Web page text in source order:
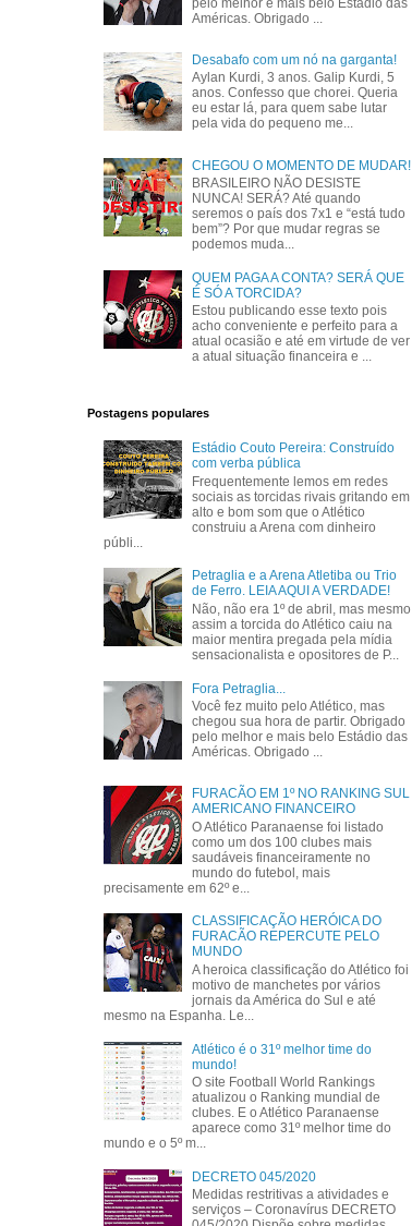
Américas. Obrigado ...
Desabafo com um nó na garganta!
Aylan Kurdi, 3 anos. Galip Kurdi, 5
anos. Confesso que chorei. Queria
eu estar lá, para quem sabe lutar
pela vida do pequeno me...
CHEGOU O MOMENTO DE MUDAR!
BRASILEIRO NÃO DESISTE
NUNCA! SERÁ? Até quando
seremos o país dos 7x1 e “está tudo
bem”? Por que mudar regras se
podemos muda...
QUEM PAGA A CONTA? SERÁ QUE
É SÓ A TORCIDA?
Estou publicando esse texto pois
acho conveniente e perfeito para a
atual ocasião e até em virtude de ver
a atual situação financeira e ...
Postagens populares
Estádio Couto Pereira: Construído
com verba pública
Frequentemente lemos em redes
sociais as torcidas rivais gritando em
alto e bom som que o Atlético
construiu a Arena com dinheiro
públi...
Petraglia e a Arena Atletiba ou Trio
de Ferro. LEIA AQUI A VERDADE!
Não, não era 1º de abril, mas mesmo
assim a torcida do Atlético caiu na
maior mentira pregada pela mídia
sensacionalista e opositores de P...
Fora Petraglia...
Você fez muito pelo Atlético, mas
chegou sua hora de partir. Obrigado
pelo melhor e mais belo Estádio das
Américas. Obrigado ...
FURACÃO EM 1º NO RANKING SUL
AMERICANO FINANCEIRO
O Atlético Paranaense foi listado
como um dos 100 clubes mais
saudáveis financeiramente no
mundo do futebol, mais
precisamente em 62º e...
CLASSIFICAÇÃO HERÓICA DO
FURACÃO REPERCUTE PELO
MUNDO
A heroica classificação do Atlético foi
motivo de manchetes por vários
jornais da América do Sul e até
mesmo na Espanha. Le...
Atlético é o 31º melhor time do
mundo!
O site Football World Rankings
atualizou o Ranking mundial de
clubes. E o Atlético Paranaense
aparece como 31º melhor time do
mundo e o 5º m...
DECRETO 045/2020
Medidas restritivas a atividades e
serviços – Coronavírus DECRETO